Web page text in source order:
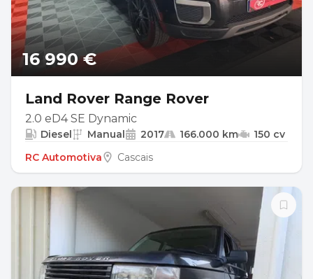
16 990 €
Land Rover Range Rover
2.0 eD4 SE Dynamic
Diesel Manual 2017 166.000 km
150 cv
RC Automotiva
Cascais